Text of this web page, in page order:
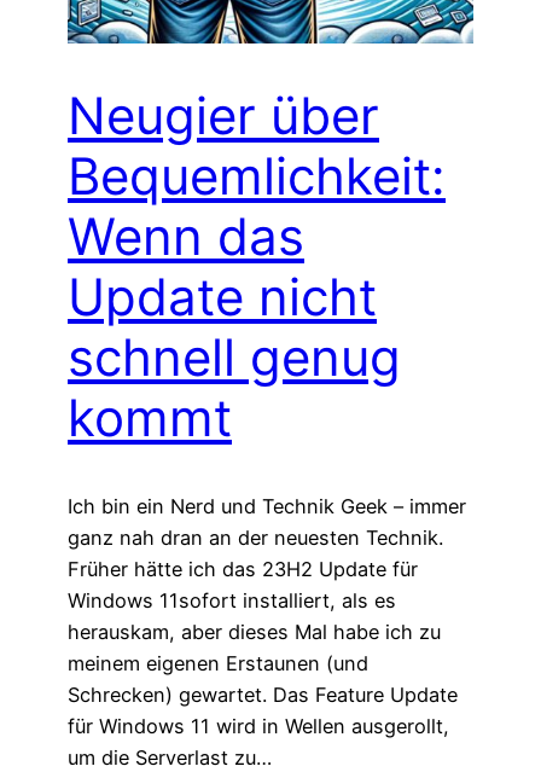
Neugier über
Bequemlichkeit:
Wenn das
Update nicht
schnell genug
kommt
Ich bin ein Nerd und Technik Geek – immer
ganz nah dran an der neuesten Technik.
Früher hätte ich das 23H2 Update für
Windows 11sofort installiert, als es
herauskam, aber dieses Mal habe ich zu
meinem eigenen Erstaunen (und
Schrecken) gewartet. Das Feature Update
für Windows 11 wird in Wellen ausgerollt,
um die Serverlast zu…